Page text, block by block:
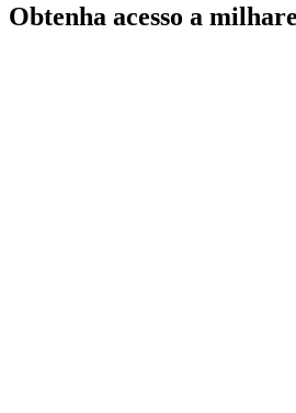
Obtenha acesso a